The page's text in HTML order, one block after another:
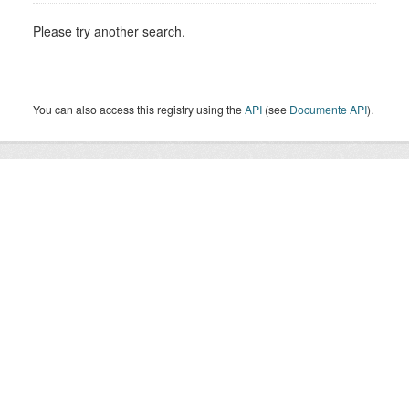
Please try another search.
You can also access this registry using theAPI (see Documente API).